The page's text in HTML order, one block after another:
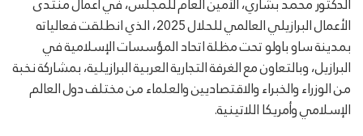
الأعمال البرازيلي العالمي للحلال 2025، الذي انطلقت فعالياته
بمدينة ساو باولو تحت مظلة اتحاد المؤسسات الإسلامية في
البرازيل، وبالتعاون مع الغرفة التجارية العربية البرازيلية، بمشاركة نخبة
من الوزراء والخبراء والاقتصاديين والعلماء من مختلف دول العالم
الإسلامي وأمريكا اللاتينية.